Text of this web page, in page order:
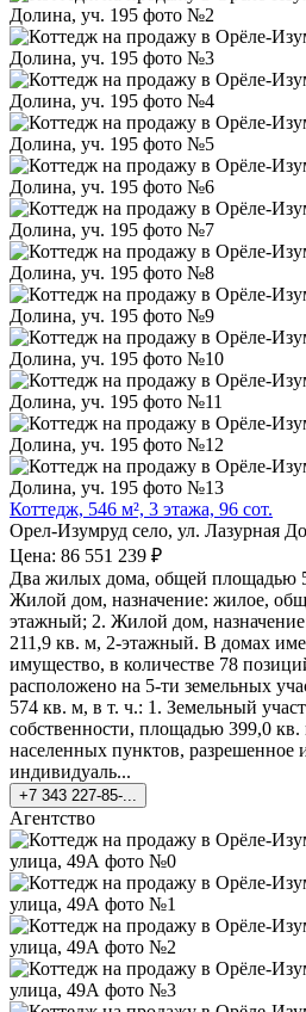
Коттедж, 546 м², 3 этажа, 96 сот.
Орел-Изумруд село, ул. Лазурная
Цена: 86 551 239 ₽
Два жилых дома, общей площадью
Жилой дом, назначение: жилое,
этажный; 2. Жилой дом,
211,9 кв. м, 2-этажный. В домах
имущество, в количестве 78
расположено на 5-ти земельных
574 кв. м, в т. ч.: 1. Земельный
собственности, площадью 399,0 кв.
населенных пунктов, разрешенное
индивидуаль...
+7 343 227-85-...
Агентство